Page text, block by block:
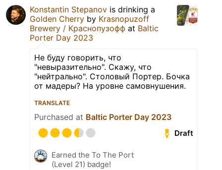
Konstantin Stepanov is drinking a
Golden Cherry by Krasnopuzoff
Brewery / Краснопузофф at Baltic
Porter Day 2023
Не буду говорить, что
"невыразительно". Скажу, что
"нейтрально". Столовый Портер. Бочка
от мадеры? На уровне самовнушения.
TRANSLATE
Purchased at Baltic Porter Day 2023
Draft
Earned the To The Port
(Level 21) badge!